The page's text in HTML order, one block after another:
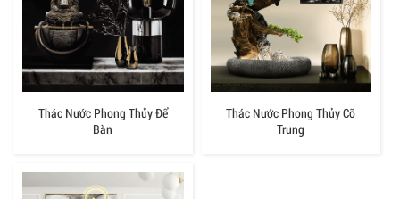
Thác Nước Phong Thủy Để
Bàn
Thác Nước Phong Thủy Cỡ
Trung